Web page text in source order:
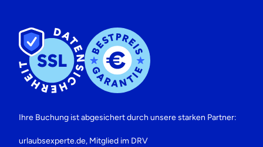
Ihre Buchung ist abgesichert durch unsere starken Partner:
urlaubsexperte.de, Mitglied im DRV